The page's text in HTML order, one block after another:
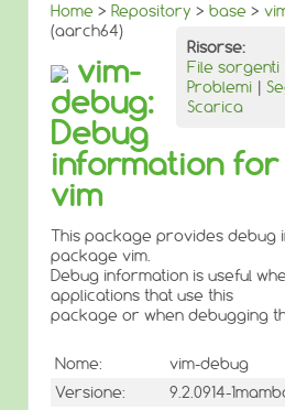
Home > Repository > base >
(aarch64)
Risorse:
File sorgenti
Problemi |
Scarica
vim-
debug:
Debug
information
vim
This package provides debug
package vim.
Debug information is useful
applications that use this
package or when debugging
Nome:
vim-debug
Versione:
9.2.0914-